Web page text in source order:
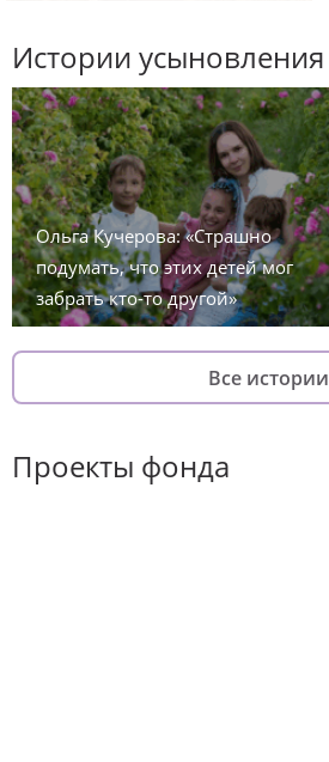
Истории усыновления
Ольга Кучерова: «Страшно
подумать, что этих детей мог
забрать кто-то другой»
Все истории
Проекты фонда